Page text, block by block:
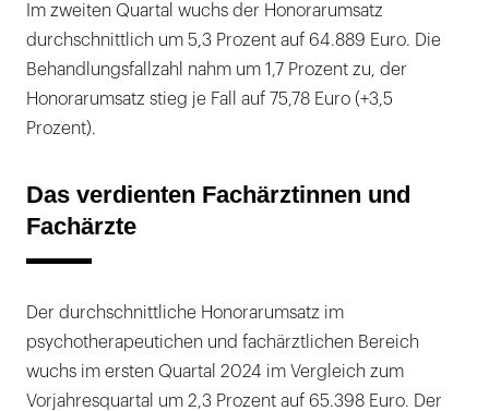
Im zweiten Quartal wuchs der Honorarumsatz
durchschnittlich um 5,3 Prozent auf 64.889 Euro. Die
Behandlungsfallzahl nahm um 1,7 Prozent zu, der
Honorarumsatz stieg je Fall auf 75,78 Euro (+3,5
Prozent).
Das verdienten Fachärztinnen und
Fachärzte
Der durchschnittliche Honorarumsatz im
psychotherapeutichen und fachärztlichen Bereich
wuchs im ersten Quartal 2024 im Vergleich zum
Vorjahresquartal um 2,3 Prozent auf 65.398 Euro. Der